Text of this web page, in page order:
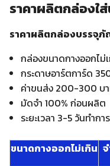
ราคาผลิตกล่องใ
ราคาผลิตกล่องบรรจุภั
กล่องขนาดกางออกไม่
กระดาษอาร์ตการ์ด
ค่าขนส่ง 200-300 บ
มัดจำ 100% ก่อนผลิต
ระยะเวลา 3-5 วันทำก
ขนาดกางออกไม่เกิน